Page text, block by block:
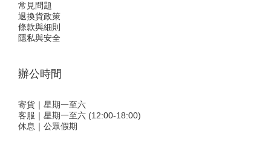
常見問題
退換貨政策
條款與細則
隱私與安全
辦公時間
寄貨｜星期一至六
客服｜星期一至六 (12:00-18:00)
休息｜公眾假期